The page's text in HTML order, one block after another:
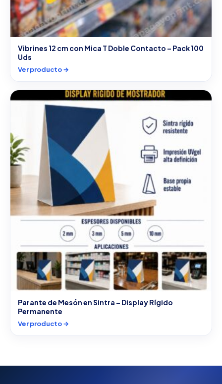
Vibrines 12 cm con Mica T Doble Contacto – Pack 100
Uds
Ver producto →
Parante de Mesón en Sintra – Display Rígido
Permanente
Ver producto →